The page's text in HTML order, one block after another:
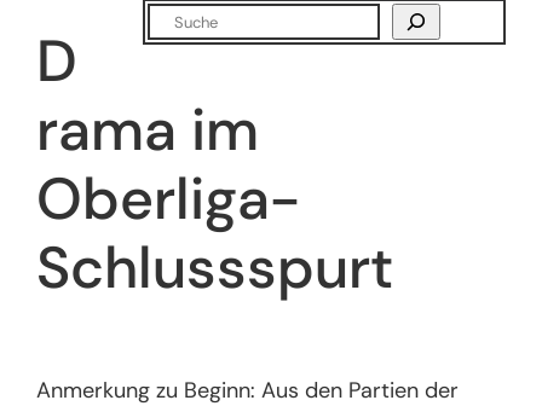
Suchen
D
rama im
Oberliga-
Schlussspurt
Anmerkung zu Beginn: Aus den Partien der